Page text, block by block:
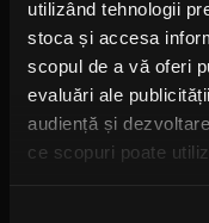
utilizând tehnologii
stoca și accesa
scopul de a vă oferi
evaluări ale
audiență și
ce scopuri poate
Foto:Captură
BON JOVI JON BON